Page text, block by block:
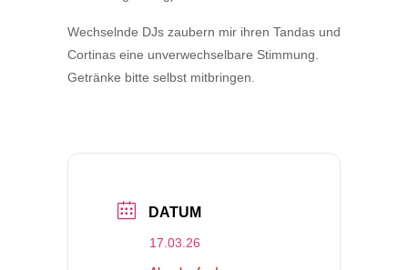
Wechselnde DJs zaubern mir ihren Tandas und
Cortinas eine unverwechselbare Stimmung.
Getränke bitte selbst mitbringen.
DATUM
17.03.26